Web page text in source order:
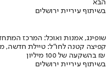
הבא
בשיתוף עיריית ירושלים
שופינג, אמנות ואוכל: המרכז
קפיצה קטנה לחו"ל: טיילת חדשה,
בהשקעה של 100 מיליון ₪
בשיתוף עיריית ירושלים